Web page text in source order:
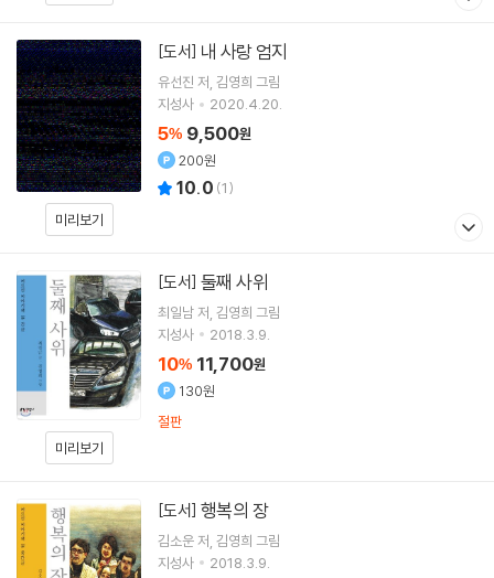
미리보기
[도서] 내 사랑 엄지
유선진 저 김영희 그림
지성사
2020.4.20.
5% 9,500원
200원
10.0 (1)
미리보기
[도서] 둘째 사위
최일남저 김영희 그림
지성사
2018.3.9.
10% 11,700원
130원
절판
[도서] 행복의 장
김소운저 김영희 그림
지성사
2018.3.9.